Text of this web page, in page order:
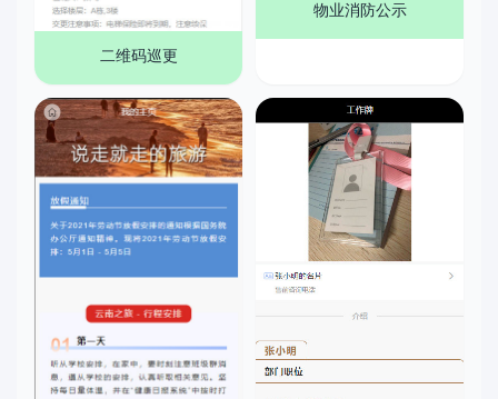
二维码巡更
物业消防公示